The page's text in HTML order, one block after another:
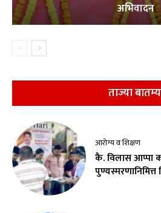
अभिवादन
ताज्या
आरोग्य व शिक्षण
कै. विलास आप्पा